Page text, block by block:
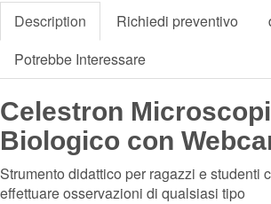
Description Richiedi preventivo
Potrebbe Interessare
Celestron
Biologico con
Strumento didattico per ragazzi e studenti
effettuare osservazioni di qualsiasi tipo